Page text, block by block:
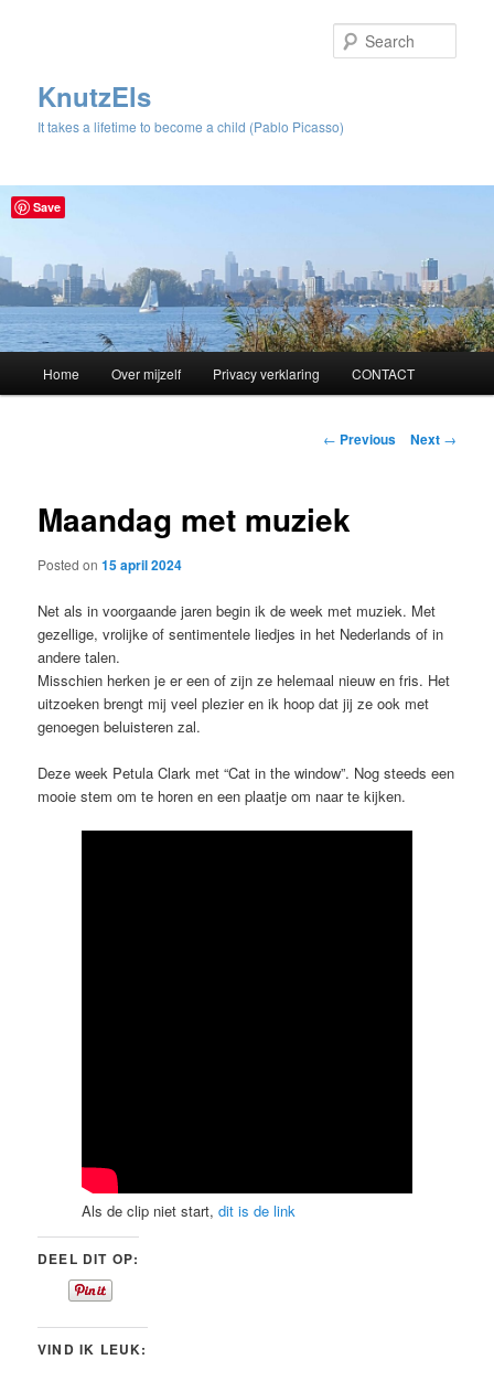
KnutzEls
It takes a lifetime to become a child (Pablo Picasso)
Skip
content
Home Over mijzelf Privacy verklaring CONTACT
Post
← Previous Next →
Maandag met muziek
Posted on15 april 2024
Net als in voorgaande jaren begin ik de week met muziek. Met
gezellige, vrolijke of sentimentele liedjes in het Nederlands of in
andere talen.
Misschien herken je er een of zijn ze helemaal nieuw en fris. Het
uitzoeken brengt mij veel plezier en ik hoop dat jij ze ook met
genoegen beluisteren zal.
Deze week Petula Clark met “Cat in the window”. Nog steeds een
mooie stem om te horen en een plaatje om naar te kijken.
Als de clip niet start,dit is de link
DEEL DIT OP:
VIND IK LEUK:
Save